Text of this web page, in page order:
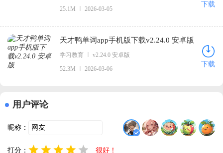
25.1M
2026-03-05
下载
天才鸭单词app手机版下载v2.24.0 安卓版
学习教育
v2.24.0 安卓版
52.3M
2026-03-06
下载
用户评论
昵称：
打分： 很好！